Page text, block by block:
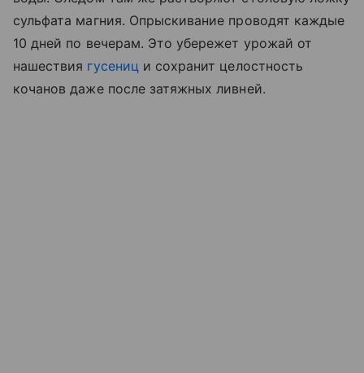
сульфата магния. Опрыскивание проводят каждые
10 дней по вечерам. Это убережет урожай от
нашествия гусениц и сохранит целостность
кочанов даже после затяжных ливней.